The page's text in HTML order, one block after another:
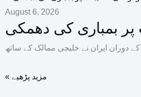
August 6, 2026
پر بمباری کی دھمکی
« مزید پڑھیے